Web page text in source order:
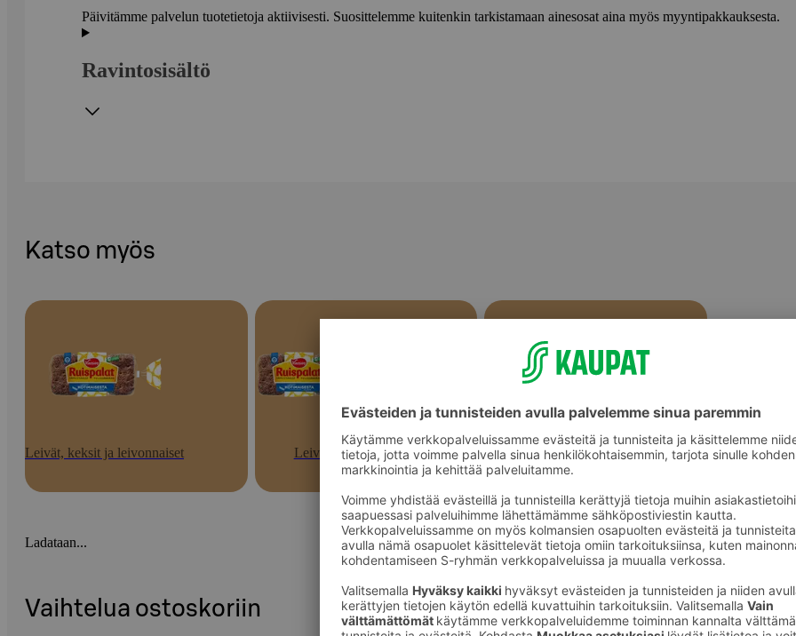
Päivitämme palvelun tuotetietoja aktiivisesti. Suosittelemme kuitenkin tarkistamaan ainesosat aina myös myyntipakkauksesta.
Ravintosisältö
Katso myös
Leivät, keksit ja leivonnaiset Leivät Sekaleivät
Ladataan...
Vaihtelua ostoskoriin